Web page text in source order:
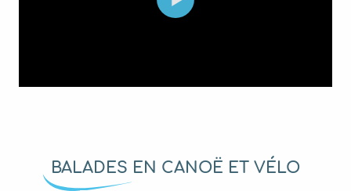
BALADES EN CANOË ET VÉLO